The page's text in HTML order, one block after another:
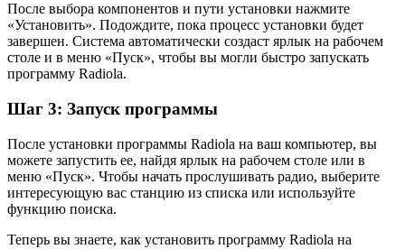
После выбора компонентов и пути установки нажмите
«Установить». Подождите, пока процесс установки будет
завершен. Система автоматически создаст ярлык на рабочем
столе и в меню «Пуск», чтобы вы могли быстро запускать
программу Radiola.
Шаг 3: Запуск программы
После установки программы Radiola на ваш компьютер, вы
можете запустить ее, найдя ярлык на рабочем столе или в
меню «Пуск». Чтобы начать прослушивать радио, выберите
интересующую вас станцию из списка или используйте
функцию поиска.
Теперь вы знаете, как установить программу Radiola на